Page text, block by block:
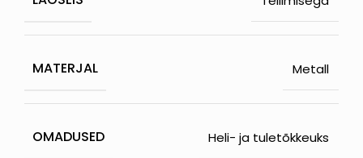
MATERJAL Metall
OMADUSED Heli- ja tuletõkkeuks